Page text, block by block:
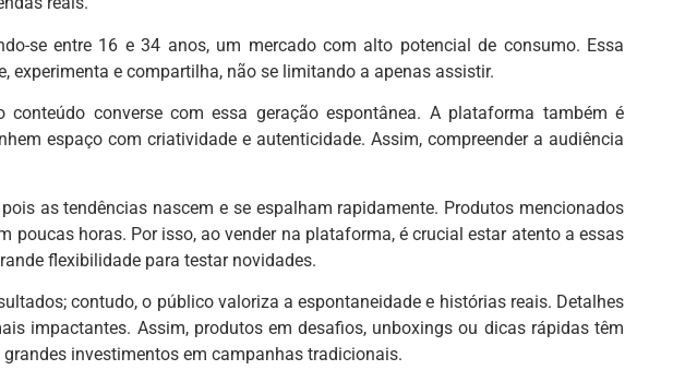
se entre 16 e 34 anos, um mercado com alto potencial de consumo. Essa
experimenta e compartilha, não se limitando a apenas assistir.
converse com essa geração espontânea. A plataforma também é
espaço com criatividade e autenticidade. Assim, compreender a audiência
as tendências nascem e se espalham rapidamente. Produtos mencionados
poucas horas. Por isso, ao vender na plataforma, é crucial estar atento a essas
flexibilidade para testar novidades.
contudo, o público valoriza a espontaneidade e histórias reais. Detalhes
impactantes. Assim, produtos em desafios, unboxings ou dicas rápidas têm
investimentos em campanhas tradicionais.